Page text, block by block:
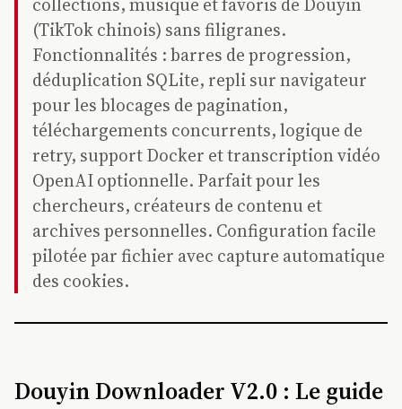
(TikTok chinois) sans filigranes.
Fonctionnalités : barres de progression,
déduplication SQLite, repli sur navigateur
pour les blocages de pagination,
téléchargements concurrents, logique de
retry, support Docker et transcription vidéo
OpenAI optionnelle. Parfait pour les
chercheurs, créateurs de contenu et
archives personnelles. Configuration facile
pilotée par fichier avec capture automatique
des cookies.
Douyin Downloader V2.0 : Le guide